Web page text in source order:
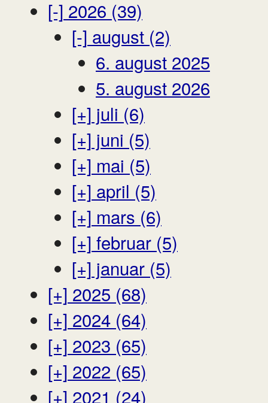
[-] 2026 (39)
[-] august (2)
6. august 2025
5. august 2026
[+] juli (6)
[+] juni (5)
[+] mai (5)
[+] april (5)
[+] mars (6)
[+] februar (5)
[+] januar (5)
[+] 2025 (68)
[+] 2024 (64)
[+] 2023 (65)
[+] 2022 (65)
[+] 2021 (24)